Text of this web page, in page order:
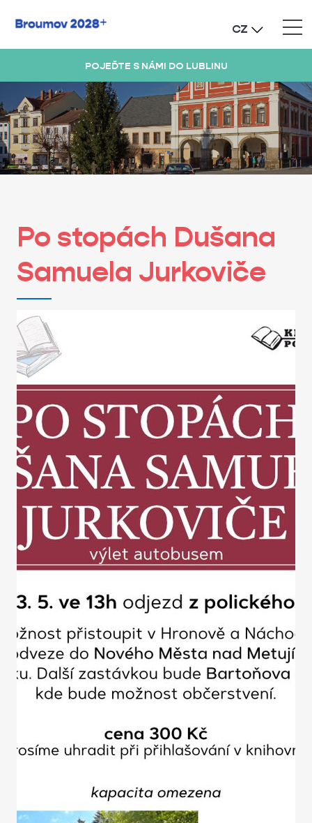
CZ
POJEĎTE S NÁMI DO LUBLINU
Po stopách Dušana
Samuela Jurkoviče